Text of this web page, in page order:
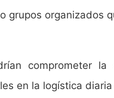
grupos organizados
comprometer
en la logística